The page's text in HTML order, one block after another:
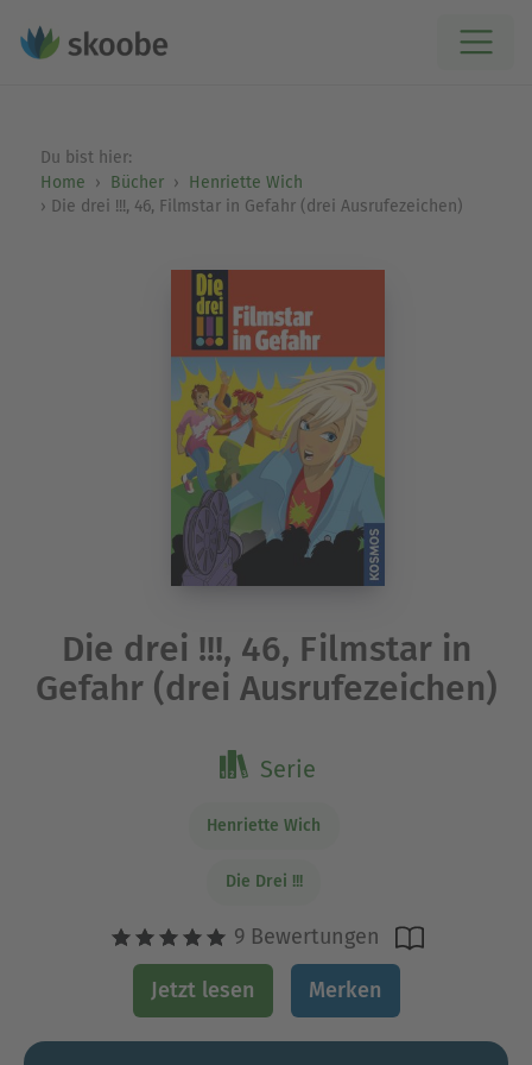
Du bist hier:
Home
Bücher
Henriette Wich
Die drei !!!, 46, Filmstar in Gefahr (drei Ausrufezeichen)
Die drei !!!, 46, Filmstar in
Gefahr (drei Ausrufezeichen)
Serie
Henriette Wich
Die Drei !!!
9 Bewertungen
Jetzt lesen Merken